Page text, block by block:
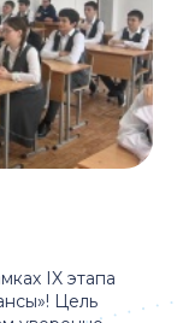
IX этапа
Цель